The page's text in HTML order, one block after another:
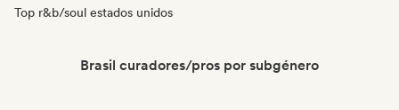
Top r&b/soul estados unidos
Brasil curadores/pros por subgénero